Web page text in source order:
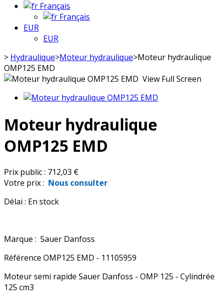
Français
Français
EUR
EUR
> Hydraulique>Moteur hydraulique>Moteur hydraulique
OMP125 EMD
View Full Screen
Moteur hydraulique
OMP125 EMD
Prix public : 712,03 €
Votre prix : Nous consulter
Délai : En stock
Marque : Sauer Danfoss
Référence OMP125 EMD - 11105959
Moteur semi rapide Sauer Danfoss - OMP 125 - Cylindrée
125 cm3